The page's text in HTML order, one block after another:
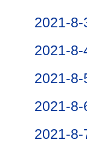
2021-8-
2021-8-
2021-8-
2021-8-
2021-8-